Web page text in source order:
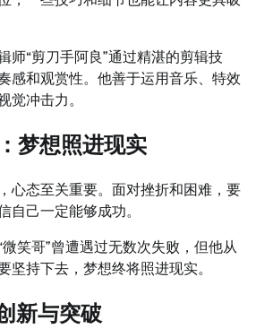
师“剪刀手阿良”通过精湛的剪辑技
感和观赏性。他善于运用音乐、特效
觉冲击力。
梦想照进现实
心态至关重要。面对挫折和困难，要
自己一定能够成功。
笑哥”曾遭遇过无数次失败，但他从
坚持下去，梦想终将照进现实。
新与突破